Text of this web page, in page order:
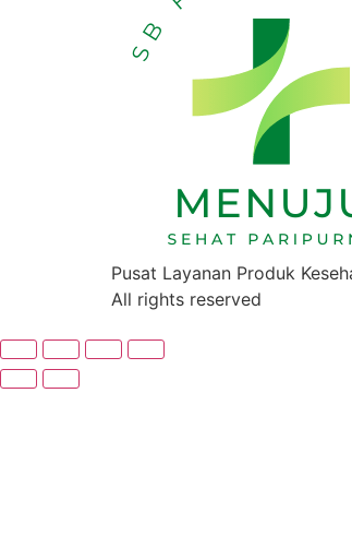
Pusat Layanan Produk
All rights reserved